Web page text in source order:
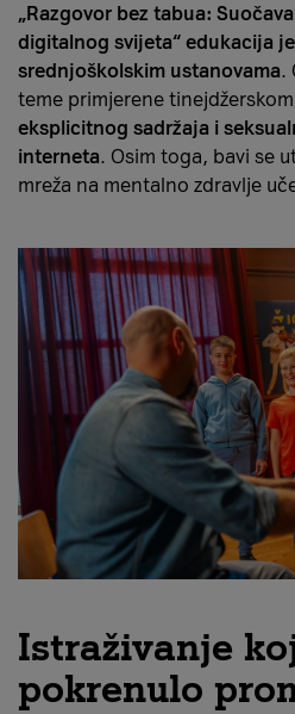
„Razgovor bez tabua:
digitalnog svijeta“ edukacija
srednjoškolskim ustanovama.
teme primjerene
eksplicitnog sadržaja i
interneta. Osim toga, bavi se
mreža na mentalno zdravlje
Istraživanje
pokrenulo